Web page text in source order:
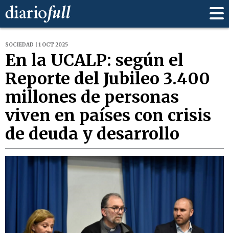
SOCIEDAD | 1 OCT 2025
En la UCALP: según el
Reporte del Jubileo 3.400
millones de personas
viven en países con crisis
de deuda y desarrollo